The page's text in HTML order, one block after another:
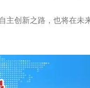
主创新之路，也将在